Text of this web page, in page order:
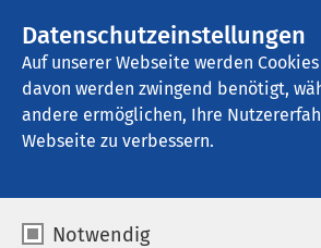
Datenschutzeinstellungen
Auf unserer Webseite werden
davon werden zwingend benötigt,
andere ermöglichen, Ihre
Webseite zu verbessern.
Notwendig
AMEOS Klinikum Bad Aussee